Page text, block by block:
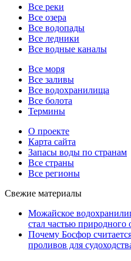
Все реки
Все озера
Все водопады
Все ледники
Все водные каналы
Все моря
Все заливы
Все водохранилища
Все болота
Термины
О проекте
Карта сайта
Запасы воды по странам
Все страны
Все регионы
Свежие материалы
Можайское
стал частью
Почему Босфор
проливов для